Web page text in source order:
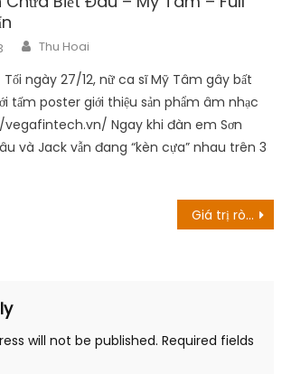
Author
Thu Hoai
ngày 27/12, nữ ca sĩ Mỹ Tâm gây bất
tấm poster giới thiệu sản phẩm âm nhạc
Ngay khi đàn em Sơn
và Jack vẫn đang “kèn cựa” nhau trên 3
Giá trị ròng rã của Nắp sau hết: Việc kinh doanh có thành công không?
will not be published. Required fields